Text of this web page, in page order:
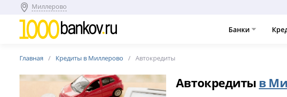
Миллерово
Банки
Главная Кредиты в Миллерово Автокредиты
Автокредиты в